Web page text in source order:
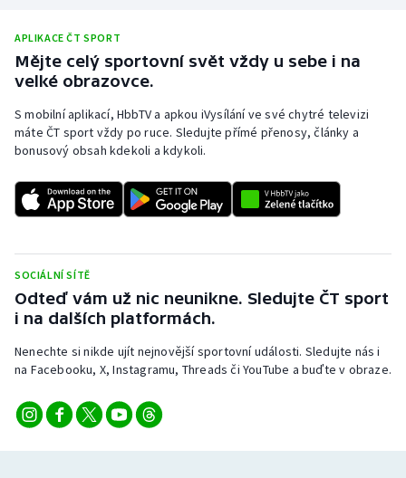
Ragby
Rychlobruslení
Rychlostní kanoistika
Short track
Stolní tenis
Triatlon
Veslování
Vodní slalom
APLIKACE ČT SPORT
Mějte celý sportovní svět vždy u sebe i na
velké obrazovce.
S mobilní aplikací, HbbTV a apkou iVysílání ve své chytré televizi
máte ČT sport vždy po ruce. Sledujte přímé přenosy, články a
bonusový obsah kdekoli a kdykoli.
SOCIÁLNÍ SÍTĚ
Odteď vám už nic neunikne. Sledujte ČT sport
i na dalších platformách.
Nenechte si nikde ujít nejnovější sportovní události. Sledujte nás i
na Facebooku, X, Instagramu, Threads či YouTube a buďte v obraze.